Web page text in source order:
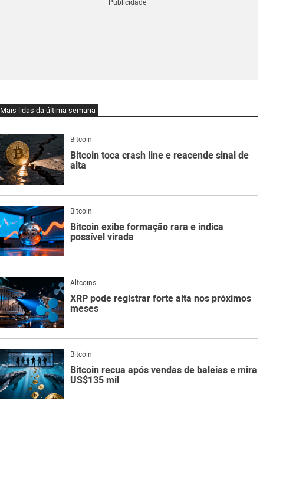
Mais lidas da última semana
Bitcoin
Bitcoin toca crash line e reacende sinal de
alta
Bitcoin
Bitcoin exibe formação rara e indica
possível virada
Altcoins
XRP pode registrar forte alta nos próximos
meses
Bitcoin
Bitcoin recua após vendas de baleias e mira
US$135 mil